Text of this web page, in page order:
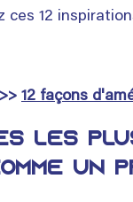
ces 12
12 façons
les
un